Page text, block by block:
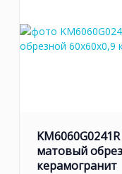
матовый
керамогранит